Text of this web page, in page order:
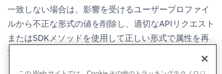
一致しない場合は、影響を受けるユーザープロファイ
ルから不正な形式の値を削除し、適切なAPIリクエスト
またはSDKメソッドを使用して正しい形式で属性を再
送信してください。